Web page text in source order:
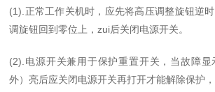
(1).正常工作关机时，应先将高压调整旋钮逆
调旋钮回到零位上，zui后关闭电源开关。
(2).电源开关兼用于保护重置开关，当故障显
外）亮后应关闭电源开关再打开才能解除保护，